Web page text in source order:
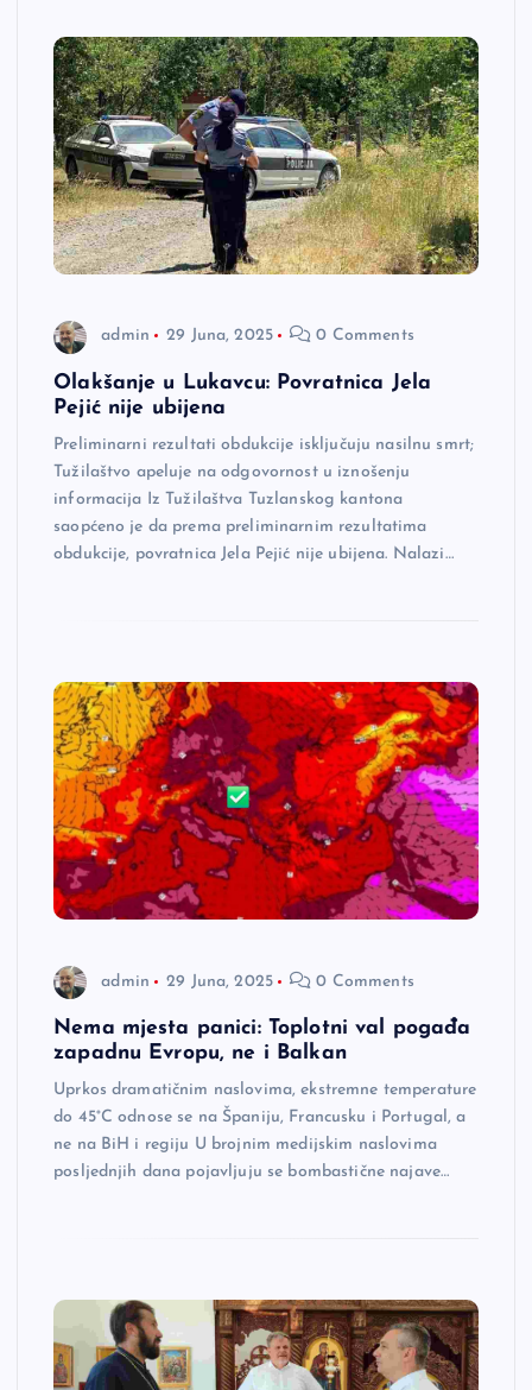
admin 29 Juna, 2025 0 Comments
Olakšanje u Lukavcu: Povratnica Jela
Pejić nije ubijena
Preliminarni rezultati obdukcije isključuju nasilnu smrt;
Tužilaštvo apeluje na odgovornost u iznošenju
informacija Iz Tužilaštva Tuzlanskog kantona
saopćeno je da prema preliminarnim rezultatima
obdukcije, povratnica Jela Pejić nije ubijena. Nalazi…
admin 29 Juna, 2025 0 Comments
Nema mjesta panici: Toplotni val pogađa
zapadnu Evropu, ne i Balkan
Uprkos dramatičnim naslovima, ekstremne temperature
do 45°C odnose se na Španiju, Francusku i Portugal, a
ne na BiH i regiju U brojnim medijskim naslovima
posljednjih dana pojavljuju se bombastične najave…